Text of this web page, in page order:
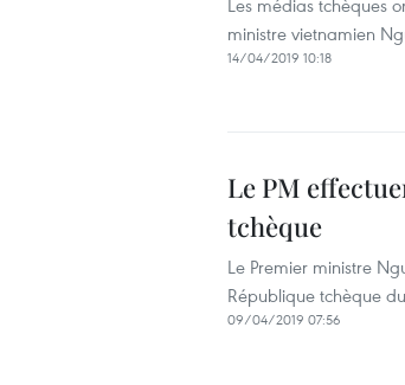
Les médias tchèques
ministre vietnamien
14/04/2019 10:18
Le PM
tchèque
Le Premier ministre
République tchèque
09/04/2019 07:56